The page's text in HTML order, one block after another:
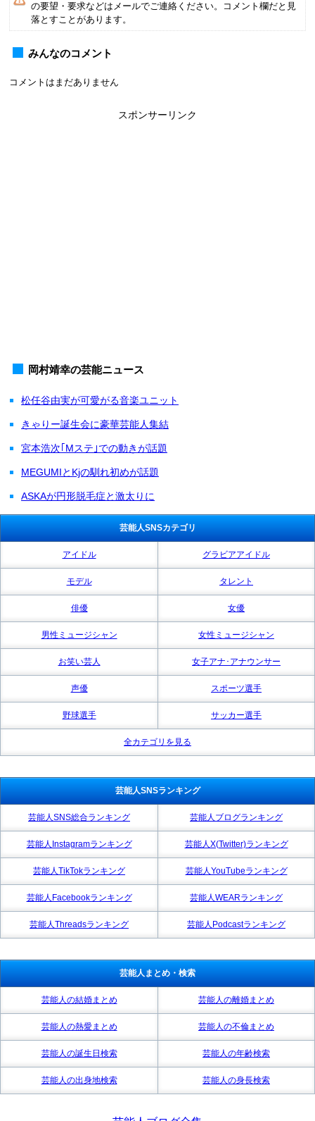
の要望・要求などはメールでご連絡ください。コメント欄だと見
落とすことがあります。
みんなのコメント
コメントはまだありません
スポンサーリンク
岡村靖幸の芸能ニュース
松任谷由実が可愛がる音楽ユニット
きゃりー誕生会に豪華芸能人集結
宮本浩次｢Mステ｣での動きが話題
MEGUMIとKjの馴れ初めが話題
ASKAが円形脱毛症と激太りに
芸能人SNSカテゴリ
アイドル グラビアアイドル
モデル タレント
俳優 女優
男性ミュージシャン 女性ミュージシャン
お笑い芸人 女子アナ･アナウンサー
声優 スポーツ選手
野球選手 サッカー選手
全カテゴリを見る
芸能人SNSランキング
芸能人SNS総合ランキング 芸能人ブログランキング
芸能人Instagramランキング 芸能人X(Twitter)ランキング
芸能人TikTokランキング 芸能人YouTubeランキング
芸能人Facebookランキング 芸能人WEARランキング
芸能人Threadsランキング 芸能人Podcastランキング
芸能人まとめ・検索
芸能人の結婚まとめ 芸能人の離婚まとめ
芸能人の熱愛まとめ 芸能人の不倫まとめ
芸能人の誕生日検索 芸能人の年齢検索
芸能人の出身地検索 芸能人の身長検索